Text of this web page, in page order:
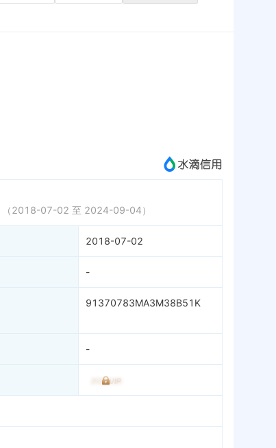
成为vip查看
（2018-07-02 至 2024-09-04）
2018-07-02
-
91370783MA3M38B51K
-